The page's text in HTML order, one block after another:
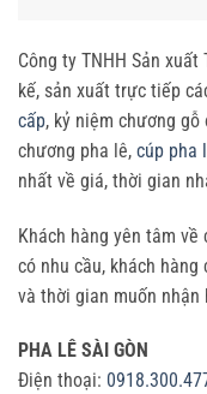
Công ty TNHH Sản
kế, sản xuất trực tiếp
cấp, kỷ niệm chương
chương pha lê, cúp pha
nhất về giá, thời gian
Khách hàng yên tâm
có nhu cầu, khách
và thời gian muốn nhận
PHA LÊ SÀI GÒN
Điện thoại: